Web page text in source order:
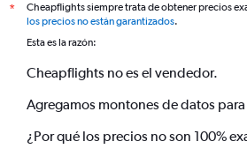
*
Cheapflights siempre trata de obtener precios
los precios no están garantizados.
Esta es la razón:
Cheapflights no es el vendedor.
Agregamos montones de datos
¿Por qué los precios no son 100%